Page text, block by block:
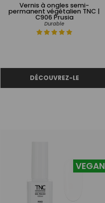
Vernis à ongles semi-
permanent végétalien TNC |
C906 Prusia
Durable
VEGAN